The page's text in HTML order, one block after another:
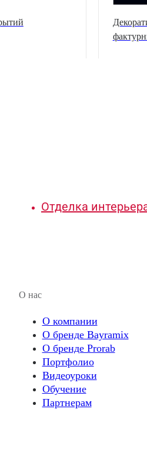
Отделка
О нас
О компании
О бренде Bayramix
О бренде Prorab
Портфолио
Видеоуроки
Обучение
Партнерам